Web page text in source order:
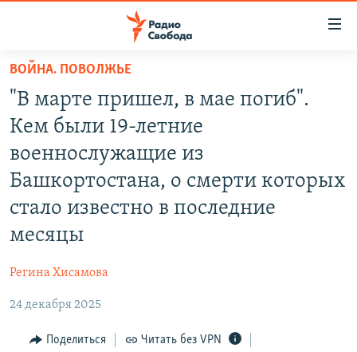
упрощенного
доступа
Вернуться
основному
содержанию
главной
Вернутся
ПРОГРАММЫ
ПОДКАСТЫ
ЦИТАТЫ СВОБОДЫ
МНЕНИЯ
КУЛЬТУРА
СЕВЕР.РЕАЛИИ
СИБИРЬ.РЕАЛИИ
ВОЙНА. ПОВОЛЖЬЕ
"В марте пришел, в мае погиб".
Кем были 19-летние
военнослужащие из
Башкортостана, о смерти которых
стало известно в последние
месяцы
Регина Хисамова
24 декабря 2025
Поделиться Читать без VPN